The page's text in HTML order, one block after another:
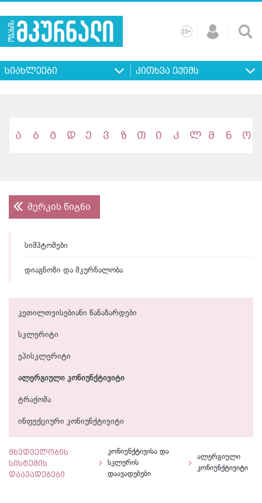
შესახებ ხშირად
კითხვები
15+
სიახლეები კითხვა ექიმს
ა ბ გ დ ე ვ ზ თ ი კ ლ მ ნ ო
მერკის წიგნი
სიმპტომები
დიაგნოზი და მკურნალობა
კეთილთვისებიანი წანაზარდები
სკლერიტი
ეპისკლერიტი
ალერგიული კონიუნქტივიტი
ტრაქომა
ინფექციური კონიუნქტივიტი
მხედველობის
სისტემის
დაავადებები
კონიუნქტივისა და
სკლერის
დაავადებები
ალერგიული
კონიუნქტივიტი